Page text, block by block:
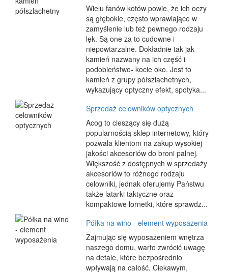
Wielu fanów kotów powie, że ich oczy
są głębokie, często wprawiające w
zamyślenie lub też pewnego rodzaju
lęk. Są one za to cudowne i
niepowtarzalne. Dokładnie tak jak
kamień nazwany na ich część i
podobieństwo- kocie oko. Jest to
kamień z grupy półszlachetnych,
wykazujący optyczny efekt, spotyka...
Sprzedaż celowników optycznych
Acog to cieszący się dużą
popularnością sklep internetowy, który
pozwala klientom na zakup wysokiej
jakości akcesoriów do broni palnej.
Większość z dostępnych w sprzedaży
akcesoriów to różnego rodzaju
celowniki, jednak oferujemy Państwu
także latarki taktyczne oraz
kompaktowe lornetki, które sprawdz...
Półka na wino - element wyposażenia
Zajmując się wyposażeniem wnętrza
naszego domu, warto zwrócić uwagę
na detale, które bezpośrednio
wpływają na całość. Ciekawym,